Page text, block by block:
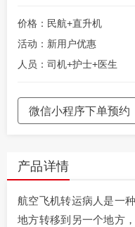
价格：民航+直升机
活动：新用户优惠
人员：司机+护士+医生
微信小程序下单预约
产品详情
航空飞机转运病人是一
地方转移到另一个地方